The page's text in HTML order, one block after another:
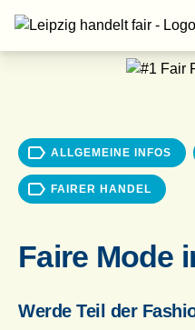
ALLGEMEINE INFOS
FAIRER HANDEL
Faire Mode
Werde Teil der